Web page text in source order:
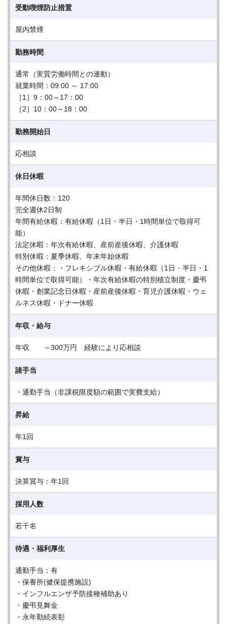
受動喫煙防止措置
屋内禁煙
勤務時間
通常（実質労働時間との連動）
就業時間：09:00 ～ 17:00
［1］9：00～17：00
［2］10：00～18：00
勤務開始日
応相談
休日休暇
年間休日数：120
完全週休2日制
年間有給休暇：有給休暇（1日・半日・1時間単位で取得可
能）
法定休暇：年次有給休暇、産前産後休暇、介護休暇
特別休暇：夏季休暇、年末年始休暇
その他休暇：・フレキシブル休暇・有給休暇（1日・半日・1
時間単位で取得可能）・年次有給休暇の特別積立制度・慶弔
休暇・創業記念日休暇・産前産後休暇・育児介護休暇・ウェ
ルネス休暇・ドナー休暇
年収・給与
年収 ～300万円 経験により応相談
諸手当
・通勤手当（非課税限度額の範囲で実費支給）
昇給
年1回
賞与
決算賞与：年1回
採用人数
若干名
待遇・福利厚生
通勤手当：有
・保養所(健保提携施設)
・インフルエンザ予防接種補助あり
・慶弔見舞金
・永年勤続表彰